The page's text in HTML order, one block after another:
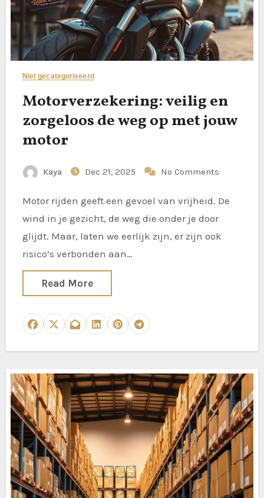
Niet gecategoriseerd
Motorverzekering: veilig en
zorgeloos de weg op met jouw
motor
Kaya Dec 21, 2025 No Comments
Motor rijden geeft een gevoel van vrijheid. De
wind in je gezicht, de weg die onder je door
glijdt. Maar, laten we eerlijk zijn, er zijn ook
risico’s verbonden aan…
Read More